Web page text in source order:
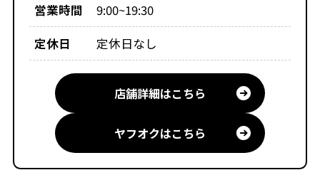
営業時間
9:00~19:30
定休日
定休日なし
店舗詳細はこちら
ヤフオクはこちら